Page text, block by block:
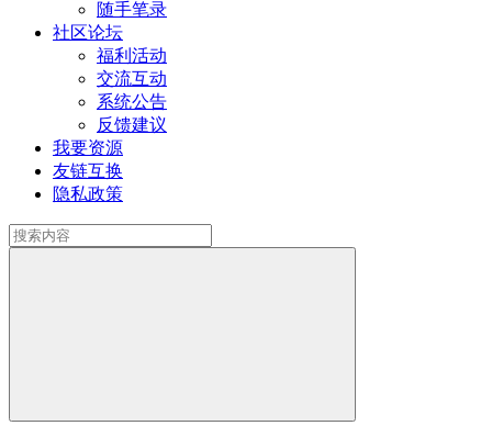
随手笔录
社区论坛
福利活动
交流互动
系统公告
反馈建议
我要资源
友链互换
隐私政策